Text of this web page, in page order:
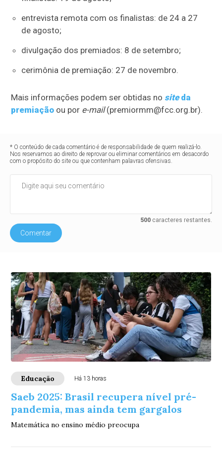
entrevista remota com os finalistas: de 24 a 27
de agosto;
divulgação dos premiados: 8 de setembro;
cerimônia de premiação: 27 de novembro.
Mais informações podem ser obtidas no siteda
premiação ou por e-mail(premiormm@fcc.org.br).
* O conteúdo de cada comentário é de responsabilidade de quem realizá-lo.
Nos reservamos ao direito de reprovar ou eliminar comentários em desacordo
com o propósito do site ou que contenham palavras ofensivas.
500caracteres restantes.
Comentar
Educação Há 13 horas
Saeb 2025: Brasil recupera nível pré-
pandemia, mas ainda tem gargalos
Matemática no ensino médio preocupa